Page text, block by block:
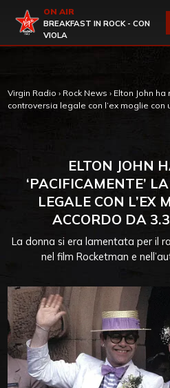
Virgin Radio
ON AIR
BREAKFAST IN ROCK - CON
VIOLA
Virgin Radio › Rock News › Elton John ha
controversia legale con l’ex moglie con
ELTON JOHN
‘PACIFICAMENTE’
LEGALE CON L’EX
ACCORDO DA
La donna si era lamentata per il
nel film Rocketman e